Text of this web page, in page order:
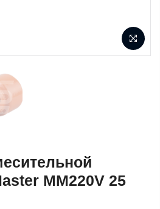
MM220V 25